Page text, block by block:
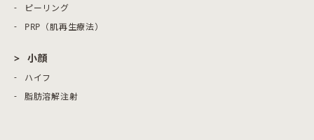
ピーリング
PRP（肌再生療法）
小顔
ハイフ
脂肪溶解注射